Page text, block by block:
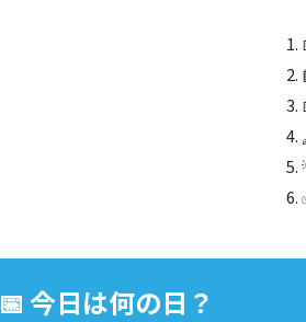
📅 今日は何の日？